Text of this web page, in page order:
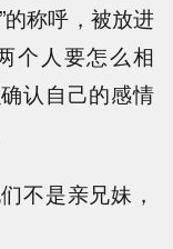
的称呼，被放进
个人要怎么相
认自己的感情
不是亲兄妹，